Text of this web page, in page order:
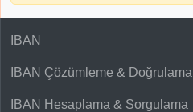
IBAN
IBAN Çözümleme & Doğrulama
IBAN Hesaplama & Sorgulama